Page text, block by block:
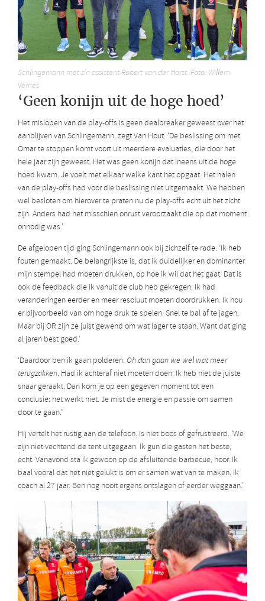
Schlingemann met z’n assistent Robert van der Horst. Foto: Willem
Vernes
‘Geen konijn uit de hoge hoed’
Het mislopen van de play-offs is geen dealbreaker geweest over het
aanblijven van Schlingemann, zegt Van Hout. ‘De beslissing om met
Omar te stoppen komt voort uit meerdere evaluaties, die door het
hele jaar zijn geweest. Het was geen konijn dat ineens uit de hoge
hoed kwam. Je voelt met elkaar welke kant het opgaat. Het halen
van de play-offs had voor die beslissing niet uitgemaakt. We hebben
wel besloten om hierover te praten nu de play-offs echt uit het zicht
zijn. Anders had het misschien onrust veroorzaakt die op dat moment
onnodig was.’
De afgelopen tijd ging Schlingemann ook bij zichzelf te rade. ‘Ik heb
fouten gemaakt. De belangrijkste is, dat ik duidelijker en dominanter
mijn stempel had moeten drukken, op hoe ik wil dat het gaat. Dat is
ook de feedback die ik vanuit de club heb gekregen. Ik had
veranderingen eerder en meer resoluut moeten doordrukken. Ik hou
er bijvoorbeeld van om hoge druk te spelen. Snel te bal af te jagen.
Maar bij OR zijn ze juist gewend om wat lager te staan. Want dat ging
al jaren best goed.’
‘Daardoor ben ik gaan polderen. Oh dan gaan we wel wat meer
terugzakken. Had ik achteraf niet moeten doen. Ik heb niet de juiste
snaar geraakt. Dan kom je op een gegeven moment tot een
conclusie: het werkt niet. Je mist de energie en passie om samen
door te gaan.’
Hij vertelt het rustig aan de telefoon. Is niet boos of gefrustreerd. ‘We
zijn niet vechtend de tent uitgegaan. Ik gun die gasten het beste,
echt. Vanavond sta ik gewoon op de afsluitende barbecue, hoor. Ik
baal vooral dat het niet gelukt is om er samen wat van te maken. Ik
coach al 27 jaar. Ben nog nooit ergens ontslagen of eerder weggaan.’